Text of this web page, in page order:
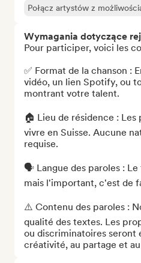
Połącz artystów z
Wymagania dotyczące
Pour participer, voici les
✅ Format de la chanson :
vidéo, un lien Spotify, ou
montrant votre talent.
🏠 Lieu de résidence : Les
vivre en Suisse. Aucune
requise.
🗣️ Langue des paroles :
mais l'important, c'est de
⚠️ Contenu des paroles :
qualité des textes. Les
ou discriminatoires seront
créativité, au partage et